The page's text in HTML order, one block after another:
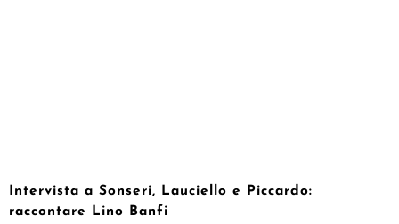
Intervista a Sonseri, Lauciello e Piccardo:
raccontare Lino Banfi